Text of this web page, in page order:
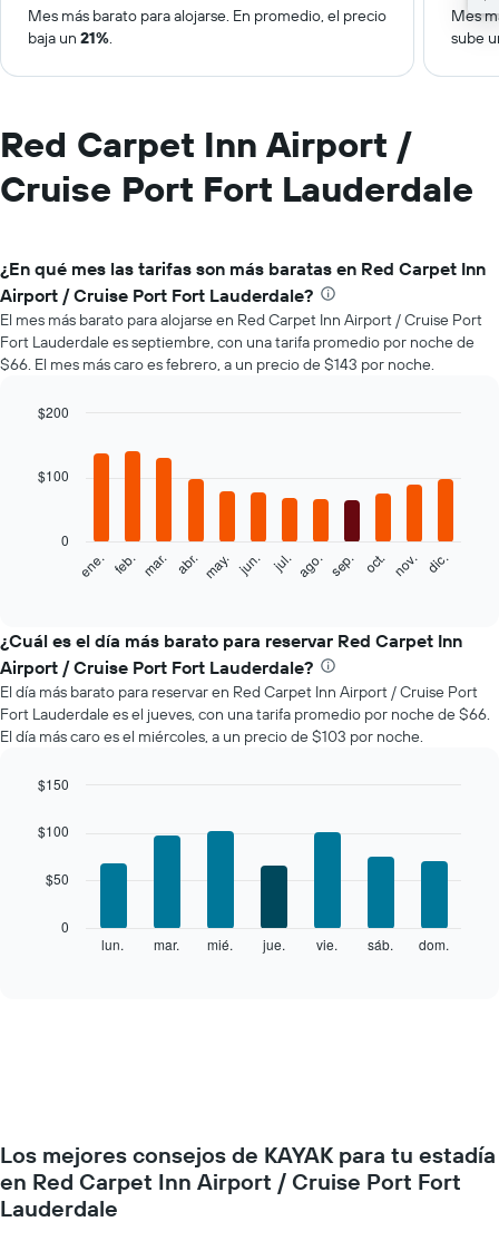
Mes más barato para alojarse. En promedio, el precio
baja un 21%.
Mes
sube
Red Carpet Inn Airport /
Cruise Port Fort Lauderdale
¿En qué mes las tarifas son más baratas en Red Carpet Inn
Airport / Cruise Port Fort Lauderdale?
El mes más barato para alojarse en Red Carpet Inn Airport / Cruise Port
Fort Lauderdale es septiembre, con una tarifa promedio por noche de
$66. El mes más caro es febrero, a un precio de $143 por noche.
with
siguiente
el
precio
promedio
de
una
habitación
mes
gráfico
eje
indica
el
precio
ene. feb. mar. abr. may. jun. jul. ago. sep. oct. nov. dic.
0
$100
$200
¿Cuál es el día más barato para reservar Red Carpet Inn
Airport / Cruise Port Fort Lauderdale?
El día más barato para reservar en Red Carpet Inn Airport / Cruise Port
Fort Lauderdale es el jueves, con una tarifa promedio por noche de $66.
El día más caro es el miércoles, a un precio de $103 por noche.
chart
with
bars.
cada
día
la
graphic.
lun. mar. mié. jue. vie. sáb. dom.
0
$50
$100
$150
Los mejores consejos de KAYAK para tu estadía
en Red Carpet Inn Airport / Cruise Port Fort
Lauderdale